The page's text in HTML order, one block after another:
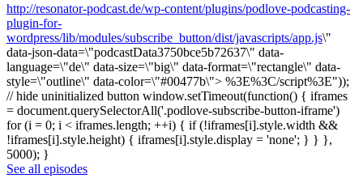
http://resonator-podcast.de/wp-content/plugins/podlove-podcasting-
plugin-for-
wordpress/lib/modules/subscribe_button/dist/javascripts/app.js\"
data-json-data=\"podcastData3750bce5b72637\" data-
language=\"de\" data-size=\"big\" data-format=\"rectangle\" data-
style=\"outline\" data-color=\"#00477b\"> %3E%3C/script%3E"));
// hide uninitialized button window.setTimeout(function() { iframes
= document.querySelectorAll('.podlove-subscribe-button-iframe')
for (i = 0; i < iframes.length; ++i) { if (!iframes[i].style.width &&
!iframes[i].style.height) { iframes[i].style.display = 'none'; } } },
5000); }
See all episodes